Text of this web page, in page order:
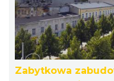
Zabytkowa